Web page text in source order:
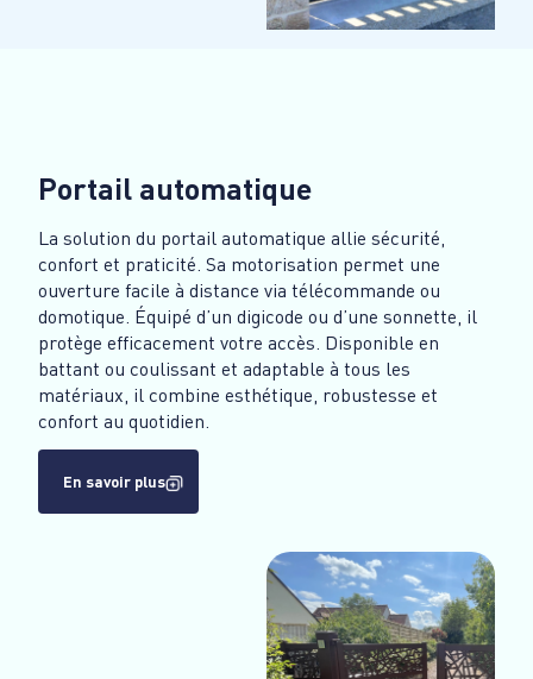
Portail automatique
La solution du portail automatique allie sécurité,
confort et praticité. Sa motorisation permet une
ouverture facile à distance via télécommande ou
domotique. Équipé d’un digicode ou d’une sonnette, il
protège efficacement votre accès. Disponible en
battant ou coulissant et adaptable à tous les
matériaux, il combine esthétique, robustesse et
confort au quotidien.
En savoir plus